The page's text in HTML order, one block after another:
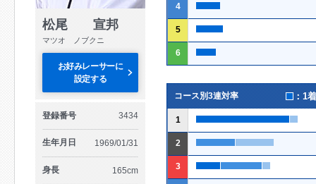
松尾 宣邦
マツオ ノブクニ
お好みレーサーに
設定する
登録番号 3434
生年月日 1969/01/31
身長 165cm
4
5
6
コース別3連対率 ：1
1
2
3